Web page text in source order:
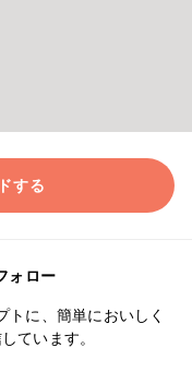
する
ォロー
トに、簡単においしく
ています。